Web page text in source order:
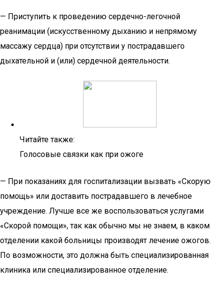
— Приступить к проведению сердечно-легочной
реанимации (искусственному дыханию и непрямому
массажу сердца) при отсутствии у пострадавшего
дыхательной и (или) сердечной деятельности.
Читайте также:
Голосовые связки как при ожоге
— При показаниях для госпитализации вызвать «Скорую
помощь» или доставить пострадавшего в лечебное
учреждение. Лучше все же воспользоваться услугами
«Скорой помощи», так как обычно мы не знаем, в каком
отделении какой больницы производят лечение ожогов.
По возможности, это должна быть специализированная
клиника или специализированное отделение.